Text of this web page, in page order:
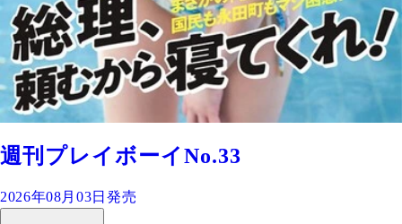
週刊プレイボーイNo.33
2026年08月03日発売